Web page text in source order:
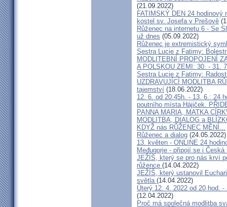
(21.09.2022)
FATIMSKÝ DEN 24
kostel sv. Josefa v Prešově
Růženec na internetu 6 - Se
už dnes (05.09.2022)
Růženec je extremistický
Sestra Lucie z Fatimy:
MODLITEBNÍ PROPOJENÍ
A POLSKOU ZEMI: 30. - 31.
Sestra Lucie z Fatimy:
UZDRAVUJÍCÍ MODLITBA
tajemství (18.06.2022)
12. 6. od 20:45h. - 13. 6.: 24
poutního místa Hájiček.
PANNA MARIA, MATKA
MODLITBA, DIALOG a
KDYŽ nás RŮŽENEC MĚNÍ...
Růženec a dialog (24.05.2022)
13. květen - ONLINE 24
Međugorje - připojí se i
JEŽÍŠ, který se pro nás krví
růžence (14.04.2022)
JEŽÍŠ, který ustanovil
světla (14.04.2022)
Úterý 12. 4. 2022 od 20 hod.
(12.04.2022)
Proč má společná modlitba